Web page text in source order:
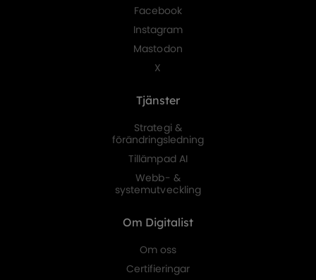
Facebook
Instagram
Mastodon
X
Tjänster
Strategi &
förändringsledning
Tillämpad AI
Webb- &
systemutveckling
Om Digitalist
Om oss
Certifieringar